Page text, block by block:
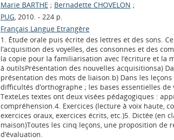
Marie BARTHE ; Bernadette CHOVELON ;
PUG, 2010. - 224 p.
Français Langue Etrangère
1. Étude orale puis écrite des lettres et des sons.
l’acquisition des voyelles, des consonnes et des
la copie pour la familiarisation avec l’écriture et la
à outilsPrésentation des nouvelles acquisitionsa)
présentation des mots de liaison.b) Dans les
difficultés d’orthographe ; les bases essentielles
TexteLes textes ont deux visées pédagogiques :
compréhension.4. Exercices (lecture à voix haute,
exercices oraux, exercices écrits, etc.)5. Dictée (en
maison)Toutes les cinq leçons, une proposition de
d’évaluation.